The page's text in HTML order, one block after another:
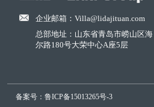
企业邮箱：Villa@lidajituan.com
总部地址：山东省青岛市崂山区海
尔路180号大荣中心A座5层
备案号：鲁ICP备15013265号-3